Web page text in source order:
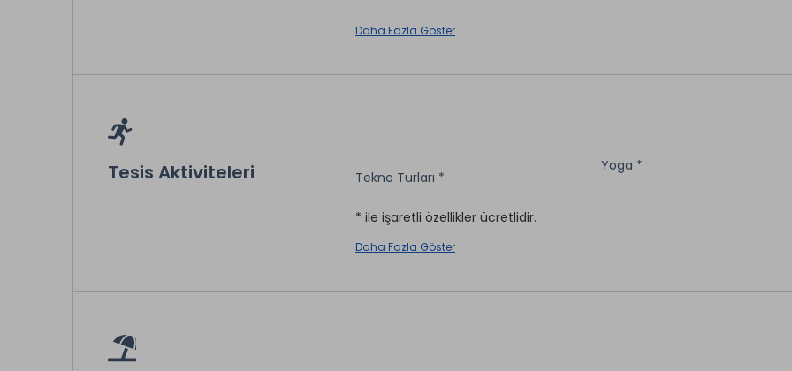
Hediyelik Eşya *
* ile işaretli özellikler ücretlidir.
Daha Fazla Göster
Tesis Aktiviteleri Tekne Turları *
Yoga *
* ile işaretli özellikler ücretlidir.
Daha Fazla Göster